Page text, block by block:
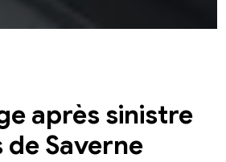
après sinistre
de Saverne